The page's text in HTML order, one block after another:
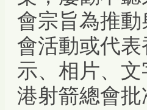
會宗旨為推
會活動或代
示、相片、
港射箭總會批